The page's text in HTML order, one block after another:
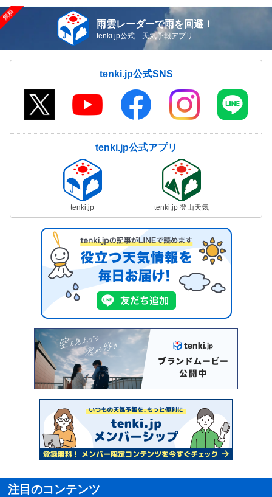
雨雲レーダーで雨を回避！
tenki.jp公式 天気予報アプリ
tenki.jp公式SNS
tenki.jp公式アプリ
tenki.jp tenki.jp 登山天気
注目のコンテンツ